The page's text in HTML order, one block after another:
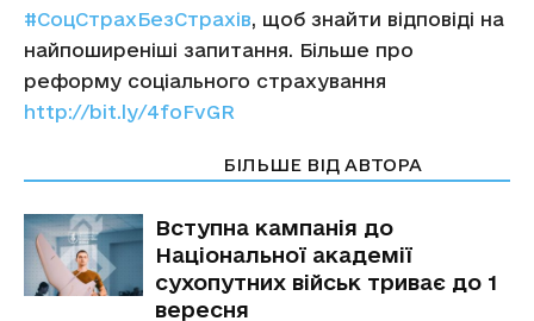
#СоцСтрахБезСтрахів, щоб знайти відповіді на
найпоширеніші запитання. Більше про
реформу соціального страхування
http://bit.ly/4foFvGR
БІЛЬШЕ ВІД АВТОРА
Вступна кампанія до
Національної академії
сухопутних військ триває до 1
вересня